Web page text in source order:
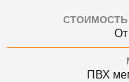
СТОИМОСТЬ
От
ПВХ